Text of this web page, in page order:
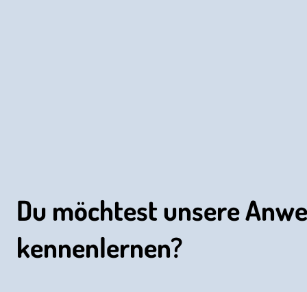
Du möchtest unsere
kennenlernen?